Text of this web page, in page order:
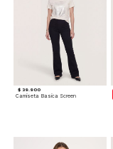
$ 39.900
Camiseta Basica Screen